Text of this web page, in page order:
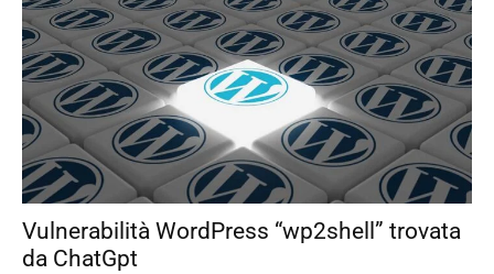
Vulnerabilità WordPress “wp2shell” trovata
da ChatGpt